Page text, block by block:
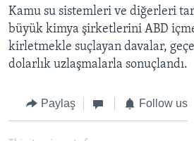
Kamu su sistemleri ve diğerleri
büyük kimya şirketlerini ABD
kirletmekle suçlayan davalar,
dolarlık uzlaşmalarla sonuçlandı.
Paylaş Follow us